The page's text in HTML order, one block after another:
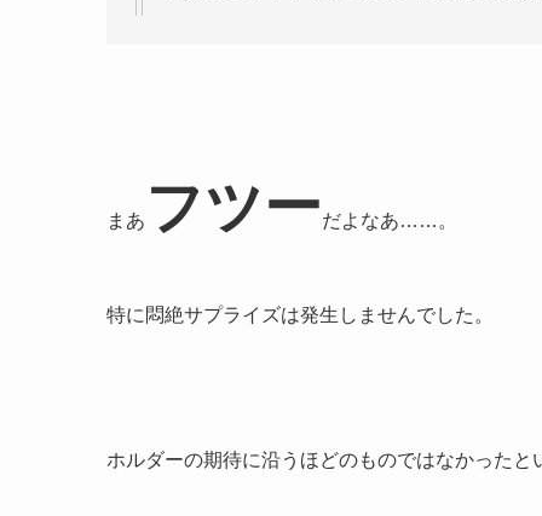
まあ フツーだよなあ……。
特に悶絶サプライズは発生しませんでした。
ホルダーの期待に沿うほどのものではなかったと